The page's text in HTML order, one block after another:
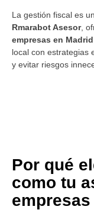
La gestión fiscal es
Rmarabot Asesor,
empresas en Madrid
local con estrategias
y evitar riesgos
Por qué
como tu
empresas